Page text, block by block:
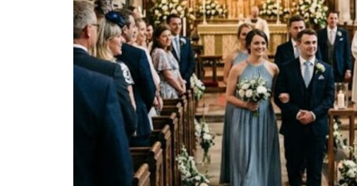
entrada
sem
virar
um
caos
coreografado